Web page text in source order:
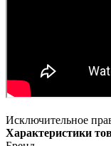
Исключительное
Характеристики